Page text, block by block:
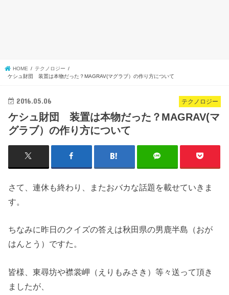
HOME
テクノロジー
ケシュ財団 装置は本物だった？MAGRAV(マグラブ）の作り方について
テクノロジー
2016.05.06
ケシュ財団 装置は本物だった？MAGRAV(マ
グラブ）の作り方について
さて、連休も終わり、またおバカな話題を載せていきま
す。
ちなみに昨日のクイズの答えは秋田県の男鹿半島（おが
はんとう）ですた。
皆様、東尋坊や襟裳岬（えりもみさき）等々送って頂き
ましたが、